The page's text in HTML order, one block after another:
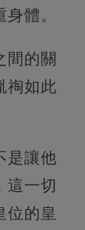
體。
間的關
祹如此
是讓他
這一切
位的皇